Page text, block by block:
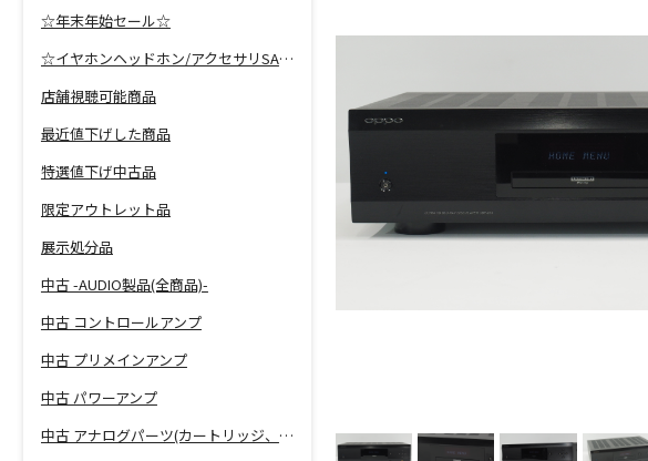
☆年末年始セール☆
☆イヤホンヘッドホン/アクセサリSALE☆
店舗視聴可能商品
最近値下げした商品
特選値下げ中古品
限定アウトレット品
展示処分品
中古 -AUDIO製品(全商品)-
中古 コントロールアンプ
中古 プリメインアンプ
中古 パワーアンプ
中古 アナログパーツ(カートリッジ、シェル等)